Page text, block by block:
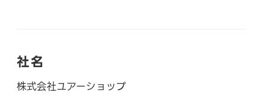
社名
株式会社ユアーショップ